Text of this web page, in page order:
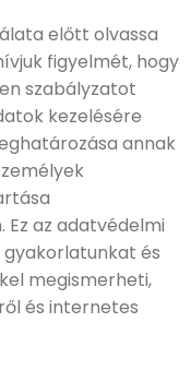
előtt olvassa
figyelmét, hogy
szabályzatot
kezelésére
annak
az adatvédelmi
és
megismerheti,
és internetes